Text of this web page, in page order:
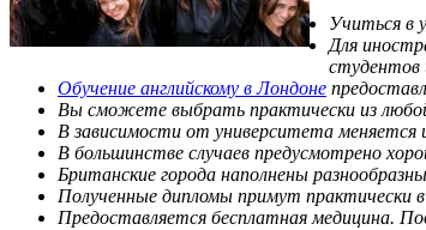
Учиться в
Для
студентов
Обучение английскому в Лондоне
Вы сможете выбрать практически из любой
В зависимости от университета меняется
В большинстве случаев предусмотрено
Британские города наполнены
Полученные дипломы примут практически
Предоставляется бесплатная медицина.